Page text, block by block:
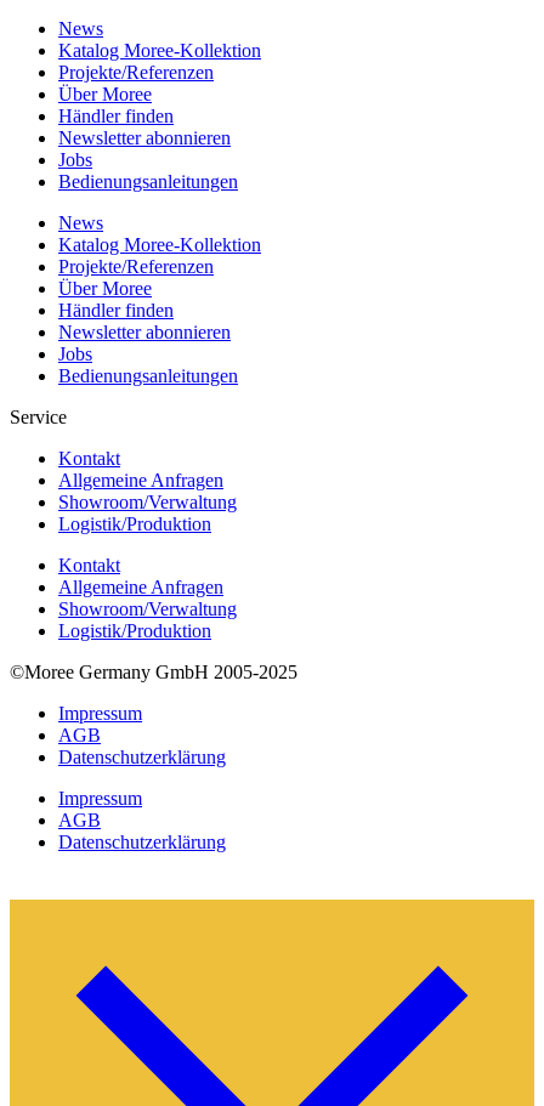
News
Katalog Moree-Kollektion
Projekte/Referenzen
Über Moree
Händler finden
Newsletter abonnieren
Jobs
Bedienungsanleitungen
News
Katalog Moree-Kollektion
Projekte/Referenzen
Über Moree
Händler finden
Newsletter abonnieren
Jobs
Bedienungsanleitungen
Service
Kontakt
Allgemeine Anfragen
Showroom/Verwaltung
Logistik/Produktion
Kontakt
Allgemeine Anfragen
Showroom/Verwaltung
Logistik/Produktion
©Moree Germany GmbH 2005-2025
Impressum
AGB
Datenschutzerklärung
Impressum
AGB
Datenschutzerklärung
Nutzerfeedback -4,9/5aus1642positiven Bewertungen